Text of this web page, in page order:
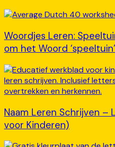
Woordjes Leren:
om het Woord
Naam Leren Schrijven –
voor Kinderen)